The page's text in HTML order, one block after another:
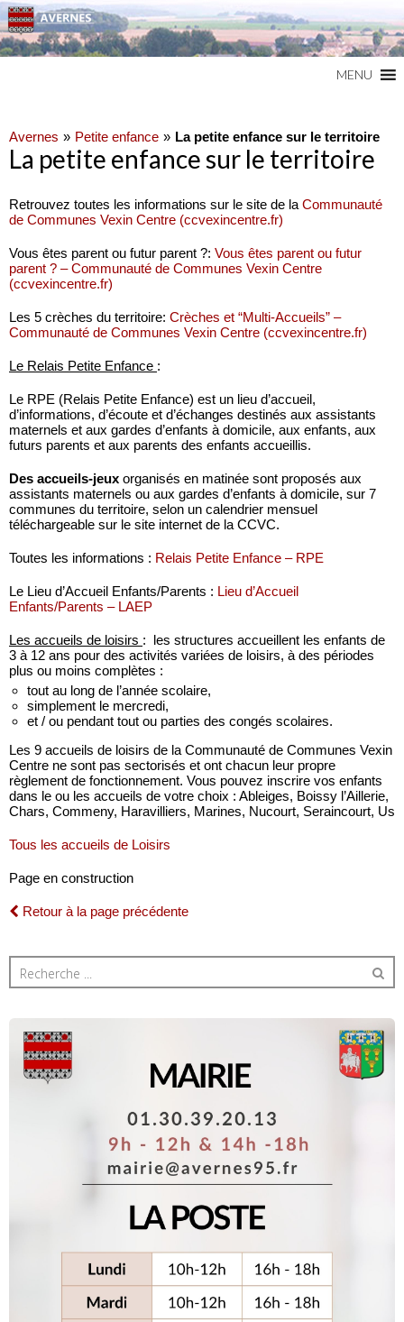
MENU
Avernes Petite enfance La petite enfance sur le territoire
La petite enfance sur le territoire
Retrouvez toutes les informations sur le site de laCommunauté
de Communes Vexin Centre (ccvexincentre.fr)
Vous êtes parent ou futur parent ?: Vous êtes parent ou futur
parent ? – Communauté de Communes Vexin Centre
(ccvexincentre.fr)
Les 5 crèches du territoire: Crèches et “Multi-Accueils” –
Communauté de Communes Vexin Centre (ccvexincentre.fr)
Le Relais Petite Enfance :
Le RPE (Relais Petite Enfance) est un lieu d’accueil,
d’informations, d’écoute et d’échanges destinés aux assistants
maternels et aux gardes d’enfants à domicile, aux enfants, aux
futurs parents et aux parents des enfants accueillis.
Des accueils-jeux organisés en matinée sont proposés aux
assistants maternels ou aux gardes d’enfants à domicile, sur 7
communes du territoire, selon un calendrier mensuel
téléchargeable sur le site internet de la CCVC.
Toutes les informations : Relais Petite Enfance – RPE
Le Lieu d’Accueil Enfants/Parents : Lieu d’Accueil
Enfants/Parents – LAEP
Les accueils de loisirs : les structures accueillent les enfants de
3 à 12 ans pour des activités variées de loisirs, à des périodes
plus ou moins complètes :
tout au long de l’année scolaire,
simplement le mercredi,
et / ou pendant tout ou parties des congés scolaires.
Les 9 accueils de loisirs de la Communauté de Communes Vexin
Centre ne sont pas sectorisés et ont chacun leur propre
règlement de fonctionnement. Vous pouvez inscrire vos enfants
dans le ou les accueils de votre choix : Ableiges, Boissy l’Aillerie,
Chars, Commeny, Haravilliers, Marines, Nucourt, Seraincourt, Us
Tous les accueils de Loisirs
Page en construction
Retour à la page précédente